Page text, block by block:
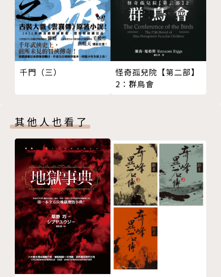
少女老王
曾任職於新聞媒體，現偶爾插花補習教育。
寫第一本書時還是二十代，出這一本書時已經變三十
代。
疫情前我曾說：「人之所以比鬼可怕，是因為你會去想
像鬼多可怕，卻總相信人會善良。」
承認善良的存在，以強化鬼的可怕，卻常常不願承認某
些人會善良。
那些，就是沒人說的故事，也是你我身邊最熟悉的故
事。
第一本書：《比鬼故事更可怕的是你我身邊的故事》
臉書粉專：比鬼故事更可怕的是你我身邊的故事
而這一本的可怕藏在哪，你找到了嗎？
繪者簡介
Hannah Tsou
千門（三）
怪奇孤兒院【第二部】
2：群鳥會
其他人也看了